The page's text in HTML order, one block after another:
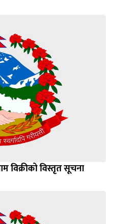
विक्रीको विस्तृत सूचना